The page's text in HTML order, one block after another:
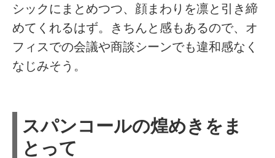
シックにまとめつつ、顔まわりを凛と引き締
めてくれるはず。きちんと感もあるので、オ
フィスでの会議や商談シーンでも違和感なく
なじみそう。
スパンコールの煌めきをま
とって